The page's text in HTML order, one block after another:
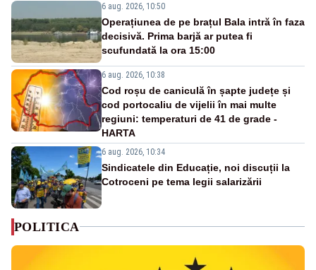
6 aug. 2026, 10:50
Operațiunea de pe brațul Bala intră în faza
decisivă. Prima barjă ar putea fi
scufundată la ora 15:00
6 aug. 2026, 10:38
Cod roșu de caniculă în șapte județe și
cod portocaliu de vijelii în mai multe
regiuni: temperaturi de 41 de grade -
HARTA
6 aug. 2026, 10:34
Sindicatele din Educație, noi discuții la
Cotroceni pe tema legii salarizării
POLITICA